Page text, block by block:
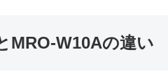
MRO-W10Aの違い